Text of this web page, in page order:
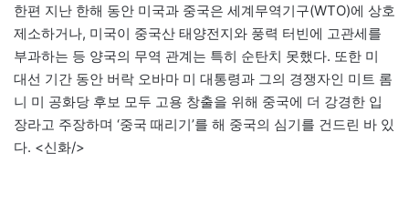
한편 지난 한해 동안 미국과 중국은 세계무역기구(WTO)에 상호
제소하거나, 미국이 중국산 태양전지와 풍력 터빈에 고관세를
부과하는 등 양국의 무역 관계는 특히 순탄치 못했다. 또한 미
대선 기간 동안 버락 오바마 미 대통령과 그의 경쟁자인 미트 롬
니 미 공화당 후보 모두 고용 창출을 위해 중국에 더 강경한 입
장라고 주장하며 ‘중국 때리기’를 해 중국의 심기를 건드린 바 있
다. <신화/>